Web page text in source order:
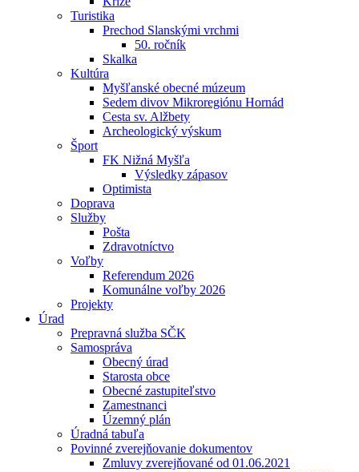
Turistika
Prechod Slanskými vrchmi
50. ročník
Skalka
Kultúra
Myšľanské obecné múzeum
Sedem divov Mikroregiónu Hornád
Cesta sv. Alžbety
Archeologický výskum
Šport
FK Nižná Myšľa
Výsledky zápasov
Optimista
Doprava
Služby
Pošta
Zdravotníctvo
Voľby
Referendum 2026
Komunálne voľby 2026
Projekty
Úrad
Prepravná služba SČK
Samospráva
Obecný úrad
Starosta obce
Obecné zastupiteľstvo
Zamestnanci
Územný plán
Úradná tabuľa
Povinné zverejňovanie dokumentov
Zmluvy zverejňované od 01.06.2021